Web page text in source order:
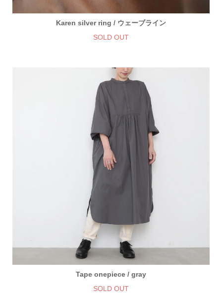
Karen silver ring / ウェーブライン
SOLD OUT
Tape onepiece / gray
SOLD OUT